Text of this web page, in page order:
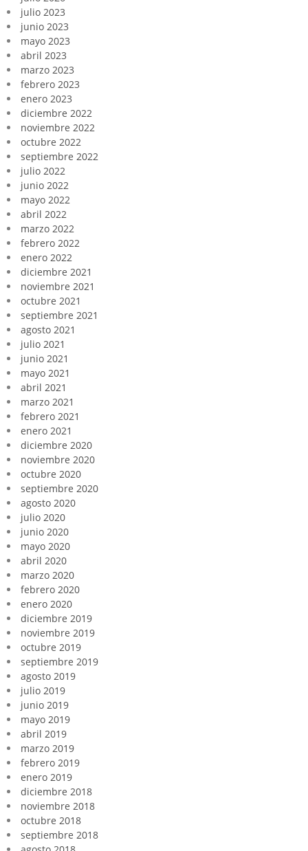
julio 2023
junio 2023
mayo 2023
abril 2023
marzo 2023
febrero 2023
enero 2023
diciembre 2022
noviembre 2022
octubre 2022
septiembre 2022
julio 2022
junio 2022
mayo 2022
abril 2022
marzo 2022
febrero 2022
enero 2022
diciembre 2021
noviembre 2021
octubre 2021
septiembre 2021
agosto 2021
julio 2021
junio 2021
mayo 2021
abril 2021
marzo 2021
febrero 2021
enero 2021
diciembre 2020
noviembre 2020
octubre 2020
septiembre 2020
agosto 2020
julio 2020
junio 2020
mayo 2020
abril 2020
marzo 2020
febrero 2020
enero 2020
diciembre 2019
noviembre 2019
octubre 2019
septiembre 2019
agosto 2019
julio 2019
junio 2019
mayo 2019
abril 2019
marzo 2019
febrero 2019
enero 2019
diciembre 2018
noviembre 2018
octubre 2018
septiembre 2018